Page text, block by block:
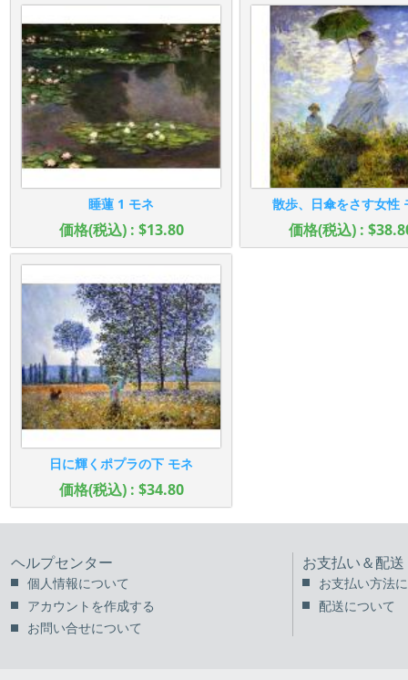
睡蓮 1 モネ
価格(税込) : $13.80
散歩、日傘をさす女性
価格(税込) :
日に輝くポプラの下 モネ
価格(税込) : $34.80
ヘルプセンター
個人情報について
アカウントを作成する
お問い合せについて
お支払い＆配送
お支払い方法
配送について